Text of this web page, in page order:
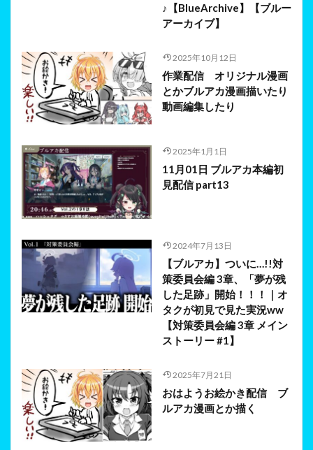
♪【BlueArchive】【ブルー
アーカイブ】
2025年10月12日
作業配信 オリジナル漫画
とかブルアカ漫画描いたり
動画編集したり
2025年1月1日
11月01日 ブルアカ本編初
見配信 part13
2024年7月13日
【ブルアカ】ついに…!!対
策委員会編 3章、「夢が残
した足跡」開始！！！｜オ
タクが初見で見た実況ww
【対策委員会編 3章 メイン
ストーリー #1】
2025年7月21日
おはようお絵かき配信 ブ
ルアカ漫画とか描く